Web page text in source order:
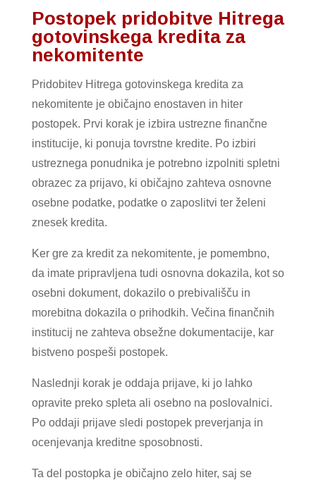
Postopek pridobitve Hitrega
gotovinskega kredita za
nekomitente
Pridobitev Hitrega gotovinskega kredita za
nekomitente je običajno enostaven in hiter
postopek. Prvi korak je izbira ustrezne finančne
institucije, ki ponuja tovrstne kredite. Po izbiri
ustreznega ponudnika je potrebno izpolniti spletni
obrazec za prijavo, ki običajno zahteva osnovne
osebne podatke, podatke o zaposlitvi ter želeni
znesek kredita.
Ker gre za kredit za nekomitente, je pomembno,
da imate pripravljena tudi osnovna dokazila, kot so
osebni dokument, dokazilo o prebivališču in
morebitna dokazila o prihodkih. Večina finančnih
institucij ne zahteva obsežne dokumentacije, kar
bistveno pospeši postopek.
Naslednji korak je oddaja prijave, ki jo lahko
opravite preko spleta ali osebno na poslovalnici.
Po oddaji prijave sledi postopek preverjanja in
ocenjevanja kreditne sposobnosti.
Ta del postopka je običajno zelo hiter, saj se